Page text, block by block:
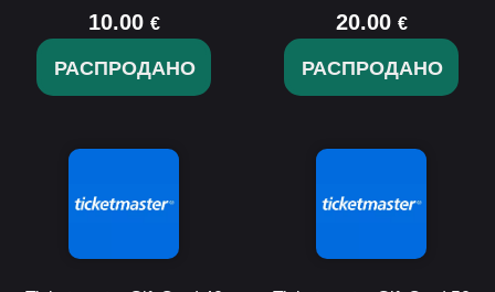
10.00 €
РАСПРОДАНО
20.00 €
РАСПРОДАНО